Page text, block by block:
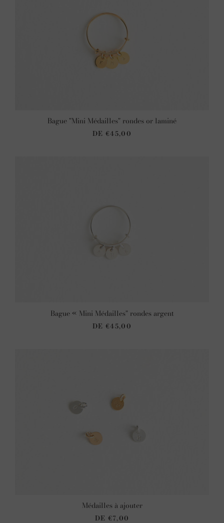
Bague "Mini Médailles" rondes or laminé
DE€45,00
Bague « Mini Médailles" rondes argent
DE€45,00
Médailles à ajouter
DE €7,00